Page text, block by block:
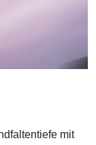
mit